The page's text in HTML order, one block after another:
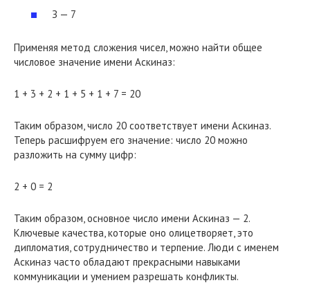
З — 7
Применяя метод сложения чисел, можно найти общее
числовое значение имени Аскиназ:
1 + 3 + 2 + 1 + 5 + 1 + 7 = 20
Таким образом, число 20 соответствует имени Аскиназ.
Теперь расшифруем его значение: число 20 можно
разложить на сумму цифр:
2 + 0 = 2
Таким образом, основное число имени Аскиназ — 2.
Ключевые качества, которые оно олицетворяет, это
дипломатия, сотрудничество и терпение. Люди с именем
Аскиназ часто обладают прекрасными навыками
коммуникации и умением разрешать конфликты.